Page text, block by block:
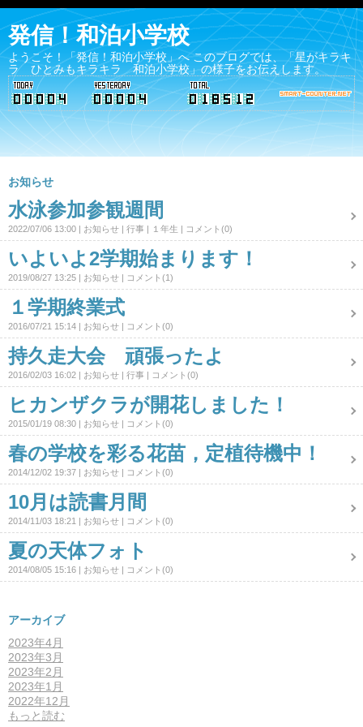
発信！和泊小学校
ようこそ！「発信！和泊小学校」へ このブログでは、「星がキラキ
ラ ひとみもキラキラ 和泊小学校」の様子をお伝えします。
お知らせ
水泳参加参観週間
2022/07/06 13:00 お知らせ 行事 １年生 コメント(0)
いよいよ2学期始まります！
2019/08/27 13:25 お知らせ コメント(1)
１学期終業式
2016/07/21 15:14 お知らせ コメント(0)
持久走大会 頑張ったよ
2016/02/03 16:02 お知らせ 行事 コメント(0)
ヒカンザクラが開花しました！
2015/01/19 08:30 お知らせ コメント(0)
春の学校を彩る花苗，定植待機中！
2014/12/02 19:37 お知らせ コメント(0)
10月は読書月間
2014/11/03 18:21 お知らせ コメント(0)
夏の天体フォト
2014/08/05 15:16 お知らせ コメント(0)
アーカイブ
2023年4月
2023年3月
2023年2月
2023年1月
2022年12月
もっと読む